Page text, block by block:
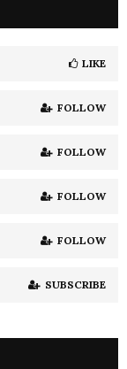
H
LIKE
FOLLOW
FOLLOW
FOLLOW
FOLLOW
SUBSCRIBE